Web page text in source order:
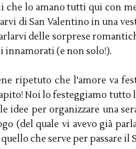
che lo amano tutti qui con
di San Valentino in una
delle sorprese
innamorati (e non solo!).
ripetuto che l'amore va
Noi lo festeggiamo tutto
per organizzare una
(del quale vi avevo già
che serve per passare il